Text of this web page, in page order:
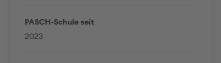
PASCH-Schule seit
2023